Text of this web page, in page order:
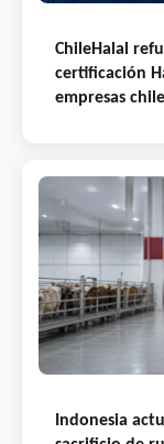
ChileHalal
certificación
empresas
Indonesia